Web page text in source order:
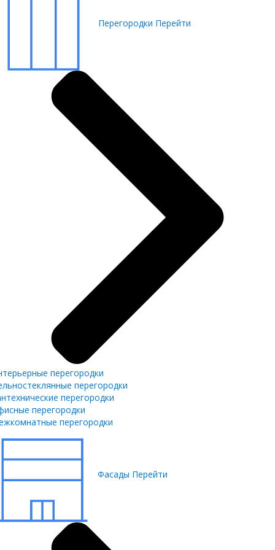
Перегородки Перейти
перегородки
перегородки
перегородки
перегородки
перегородки
Фасады Перейти